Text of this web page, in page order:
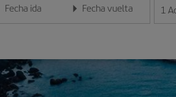
Fecha ida
la fecha en formato día/mes/año
Fecha vuelta
Introduce la fecha en 1